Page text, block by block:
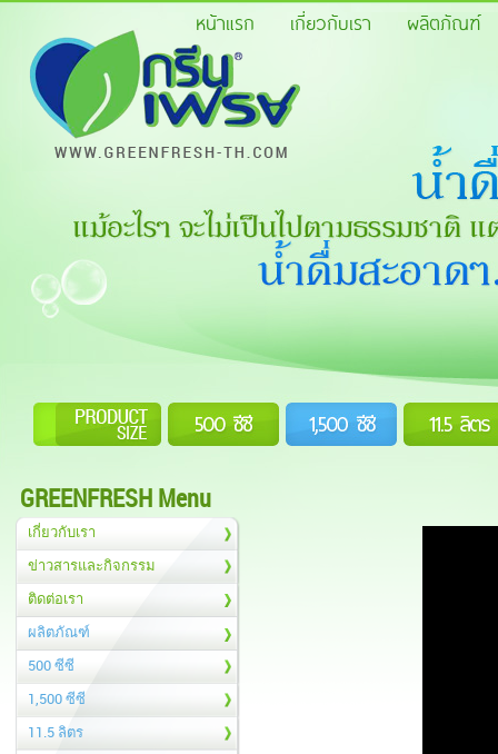
หน้าแรก เกี่ยวกับเรา ผลิตภัณฑ์
GREENFRESH Menu
เกี่ยวกับเรา
ข่าวสารและกิจกรรม
ติดต่อเรา
ผลิตภัณฑ์
500 ซีซี
1,500 ซีซี
11.5 ลิตร